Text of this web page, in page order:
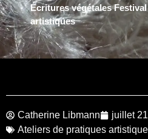
Écritures végétales
artistiques
Catherine Libmann
juillet
Ateliers de pratiques